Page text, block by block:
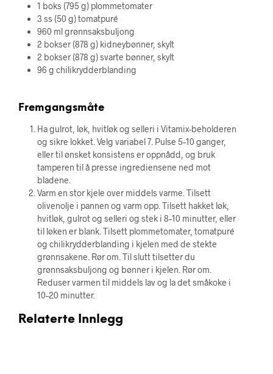
1 boks (795 g) plommetomater
3 ss (50 g) tomatpuré
960 ml grønnsaksbuljong
2 bokser (878 g) kidneybønner, skylt
2 bokser (878 g) svarte bønner, skylt
96 g chilikrydderblanding
Fremgangsmåte
Ha gulrot, løk, hvitløk og selleri i Vitamix-beholderen
og sikre lokket. Velg variabel 7. Pulse 5–10 ganger,
eller til ønsket konsistens er oppnådd, og bruk
tamperen til å presse ingrediensene ned mot
bladene.
Varm en stor kjele over middels varme. Tilsett
olivenolje i pannen og varm opp. Tilsett hakket løk,
hvitløk, gulrot og selleri og stek i 8–10 minutter, eller
til løken er blank. Tilsett plommetomater, tomatpuré
og chilikrydderblanding i kjelen med de stekte
grønnsakene. Rør om. Til slutt tilsetter du
grønnsaksbuljong og bønner i kjelen. Rør om.
Reduser varmen til middels lav og la det småkoke i
10–20 minutter.
Relaterte Innlegg